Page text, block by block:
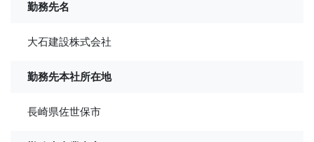
勤務先名
大石建設株式会社
勤務先本社所在地
長崎県佐世保市